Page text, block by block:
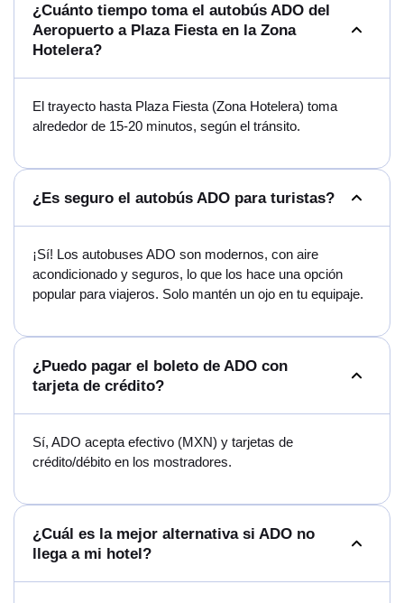
¿Cuánto tiempo toma el autobús ADO del
Aeropuerto a Plaza Fiesta en la Zona
Hotelera?
El trayecto hasta Plaza Fiesta (Zona Hotelera) toma
alrededor de 15-20 minutos, según el tránsito.
¿Es seguro el autobús ADO para turistas?
¡Sí! Los autobuses ADO son modernos, con aire
acondicionado y seguros, lo que los hace una opción
popular para viajeros. Solo mantén un ojo en tu equipaje.
¿Puedo pagar el boleto de ADO con
tarjeta de crédito?
Sí, ADO acepta efectivo (MXN) y tarjetas de
crédito/débito en los mostradores.
¿Cuál es la mejor alternativa si ADO no
llega a mi hotel?